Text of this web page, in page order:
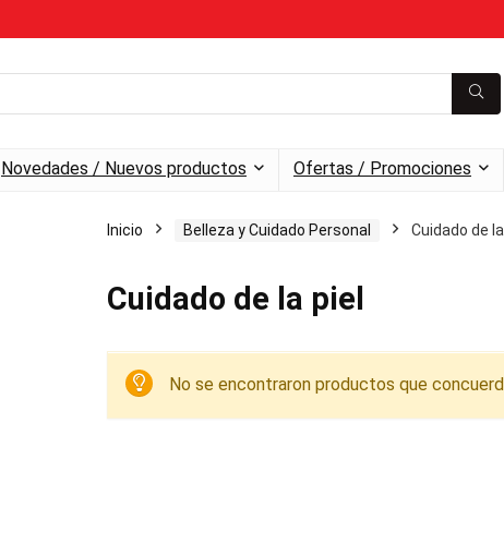
Novedades / Nuevos productos Ofertas / Promociones
Inicio Belleza y Cuidado Personal Cuidado de la
Cuidado de la piel
No se encontraron productos que